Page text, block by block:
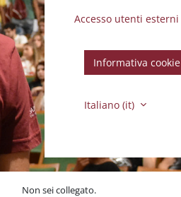
Accesso utenti esterni
Informativa cookie
Italiano ‎(it)‎
Non sei collegato.